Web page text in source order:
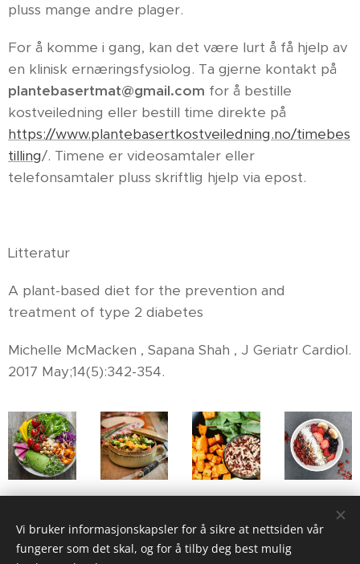
pluss mange andre plager.
For å komme i gang, kan det være lurt å få hjelp av
en klinisk ernæringsfysiolog. Ta gjerne kontakt på
plantebasertmat@gmail.com for å bestille
kostveiledning eller bestill time direkte på
https://www.plantebasertkostveiledning.no/timebes
tilling/. Timene er videosamtaler eller
telefonsamtaler pluss skriftlig hjelp via epost.
Litteratur
A plant-based diet for the prevention and
treatment of type 2 diabetes
Michelle McMacken , Sapana Shah , J Geriatr Cardiol.
2017 May;14(5):342-354.
Share
Vi bruker informasjonskapsler for å sikre at nettsiden vår
fungerer som det skal, og for å tilby deg best mulig